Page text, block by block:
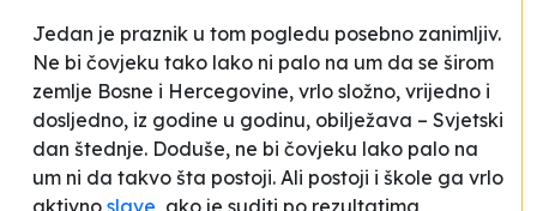
Jedan je praznik u tom pogledu posebno zanimljiv.
Ne bi čovjeku tako lako ni palo na um da se širom
zemlje Bosne i Hercegovine, vrlo složno, vrijedno i
dosljedno, iz godine u godinu, obilježava – Svjetski
dan štednje. Doduše, ne bi čovjeku lako palo na
um ni da takvo šta postoji. Ali postoji i škole ga vrlo